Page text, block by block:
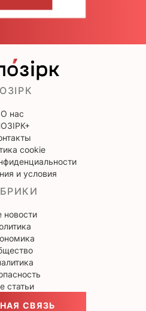
О нас
cookie
и условия
новости
статьи
СВЯЗЬ